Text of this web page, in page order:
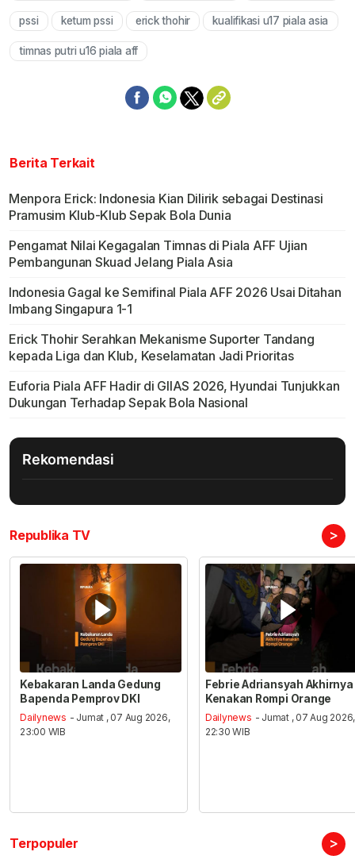
pssi ketum pssi erick thohir kualifikasi u17 piala asia
timnas putri u16 piala aff
Berita Terkait
Menpora Erick: Indonesia Kian Dilirik sebagai Destinasi
Pramusim Klub-Klub Sepak Bola Dunia
Pengamat Nilai Kegagalan Timnas di Piala AFF Ujian
Pembangunan Skuad Jelang Piala Asia
Indonesia Gagal ke Semifinal Piala AFF 2026 Usai Ditahan
Imbang Singapura 1-1
Erick Thohir Serahkan Mekanisme Suporter Tandang
kepada Liga dan Klub, Keselamatan Jadi Prioritas
Euforia Piala AFF Hadir di GIIAS 2026, Hyundai Tunjukkan
Dukungan Terhadap Sepak Bola Nasional
Rekomendasi
Republika TV >
Kebakaran Landa Gedung
Bapenda Pemprov DKI
Dailynews - Jumat , 07 Aug 2026,
23:00 WIB
Febrie Adriansyah Akhirnya
Kenakan Rompi Orange
Dailynews - Jumat , 07 Aug 2026,
22:30 WIB
Terpopuler >